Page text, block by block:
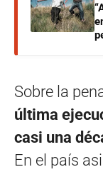
Sobre la
última
casi una
En el país